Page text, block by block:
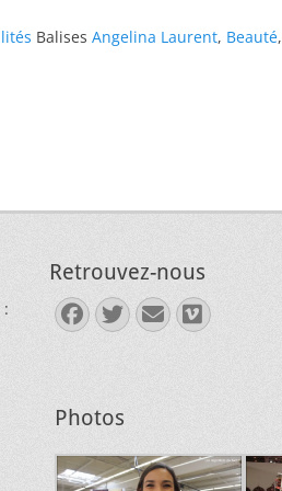
Balises Angelina Laurent, Beauté,
Retrouvez-nous
Facebook
Twitter
E-
mail
Vimeo
Photos